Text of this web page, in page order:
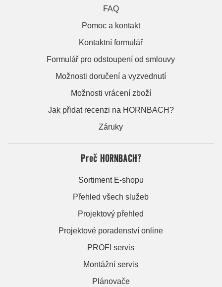
FAQ
Pomoc a kontakt
Kontaktní formulář
Formulář pro odstoupení od smlouvy
Možnosti doručení a vyzvednutí
Možnosti vrácení zboží
Jak přidat recenzi na HORNBACH?
Záruky
Proč HORNBACH?
Sortiment E-shopu
Přehled všech služeb
Projektový přehled
Projektové poradenství online
PROFI servis
Montážní servis
Plánovače